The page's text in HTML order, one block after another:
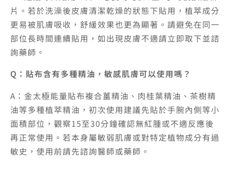
片。若於洗澡後皮膚清潔乾燥的狀態下貼用，植萃成分
更易被肌膚吸收，舒緩效果也更為顯著。請避免在同一
部位長時間連續貼用，如出現皮膚不適請立即取下並諮
詢藥師。
Q：貼布含有多種精油，敏感肌膚可以使用嗎？
A：金太極能量貼布複合薑精油、肉桂葉精油、茶樹精
油等多種植萃精油，初次使用建議先貼於手腕內側等小
面積部位，觀察15至30分鐘確認無紅腫或不適反應後
再正常使用。若本身屬敏弱肌膚或對特定植物成分有過
敏史，使用前請先諮詢醫師或藥師。